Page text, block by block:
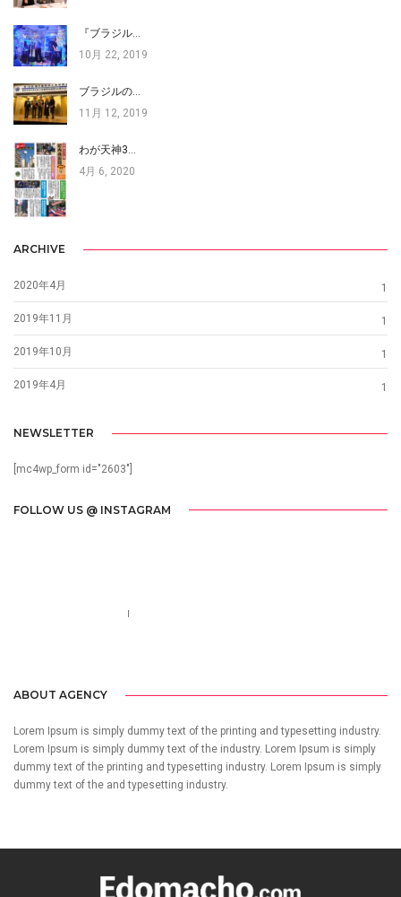
『ブラジル…
10月 22, 2019
ブラジルの…
11月 12, 2019
わが天神3…
4月 6, 2020
ARCHIVE
2020年4月 1
2019年11月 1
2019年10月 1
2019年4月 1
NEWSLETTER
[mc4wp_form id="2603"]
FOLLOW US @ INSTAGRAM
ABOUT AGENCY
Lorem Ipsum is simply dummy text of the printing and typesetting industry.
Lorem Ipsum is simply dummy text of the industry. Lorem Ipsum is simply
dummy text of the printing and typesetting industry. Lorem Ipsum is simply
dummy text of the and typesetting industry.